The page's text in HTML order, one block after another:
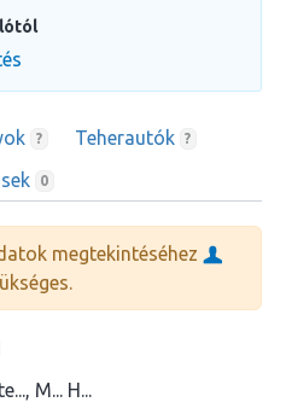
? Teherautók ?
0
megtekintéséhez
M... H...